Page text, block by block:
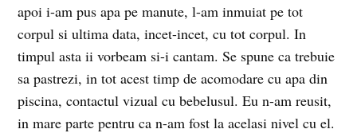
apoi i-am pus apa pe manute, l-am inmuiat pe tot
corpul si ultima data, incet-incet, cu tot corpul. In
timpul asta ii vorbeam si-i cantam. Se spune ca trebuie
sa pastrezi, in tot acest timp de acomodare cu apa din
piscina, contactul vizual cu bebelusul. Eu n-am reusit,
in mare parte pentru ca n-am fost la acelasi nivel cu el.